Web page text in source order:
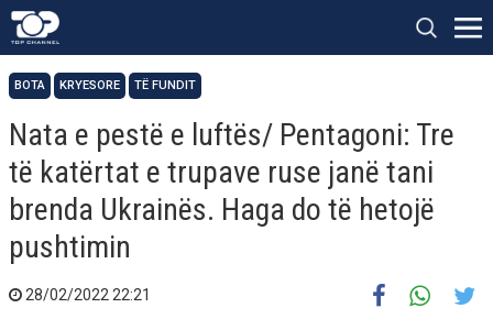
BOTA KRYESORE TË FUNDIT
Nata e pestë e luftës/ Pentagoni: Tre
të katërtat e trupave ruse janë tani
brenda Ukrainës. Haga do të hetojë
pushtimin
28/02/2022 22:21